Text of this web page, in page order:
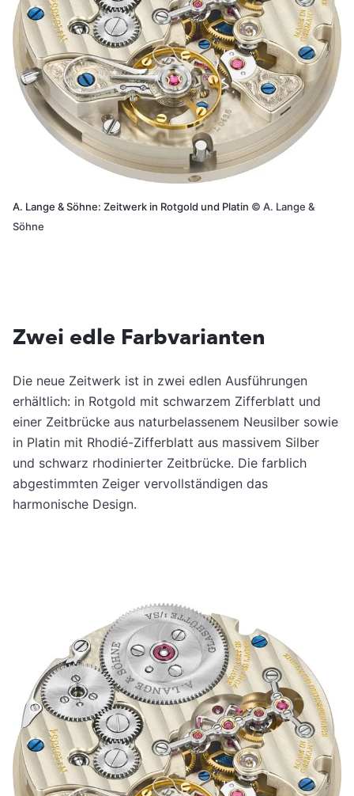
A. Lange & Söhne: Zeitwerk in Rotgold und Platin © A. Lange &
Söhne
Zwei edle Farbvarianten
Die neue Zeitwerk ist in zwei edlen Ausführungen
erhältlich: in Rotgold mit schwarzem Zifferblatt und
einer Zeitbrücke aus naturbelassenem Neusilber sowie
in Platin mit Rhodié-Zifferblatt aus massivem Silber
und schwarz rhodinierter Zeitbrücke. Die farblich
abgestimmten Zeiger vervollständigen das
harmonische Design.